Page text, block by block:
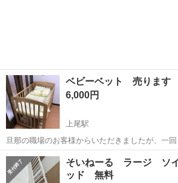
ベビーベット 売ります
6,000円
上尾駅
旦那の職場のお客様からいただきましたが、一回
いてあります、 即購入していただいた方には布
す。 いらないのであれば布団は処分します 値下げはいたしません [本
体サイズ] 外寸:幅78x奥...
埼玉 上尾市 上尾駅
そいねーる ラージ ソ
ッド 無料